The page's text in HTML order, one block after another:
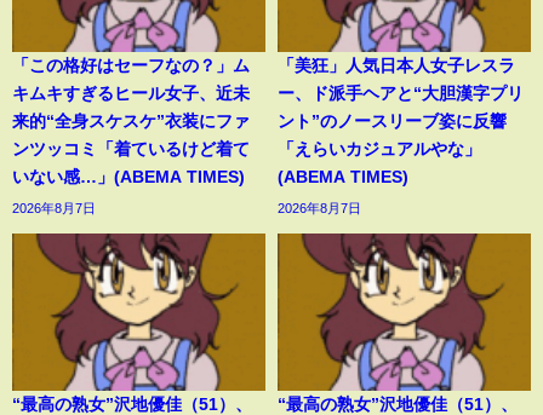
「この格好はセーフなの？」ム
キムキすぎるヒール女子、近未
来的“全身スケスケ”衣装にファ
ンツッコミ「着ているけど着て
いない感…」(ABEMA TIMES)
2026年8月7日
「美狂」人気日本人女子レスラ
ー、ド派手ヘアと“大胆漢字プリ
ント”のノースリーブ姿に反響
「えらいカジュアルやな」
(ABEMA TIMES)
2026年8月7日
“最高の熟女”沢地優佳（51）、
“最高の熟女”沢地優佳（51）、